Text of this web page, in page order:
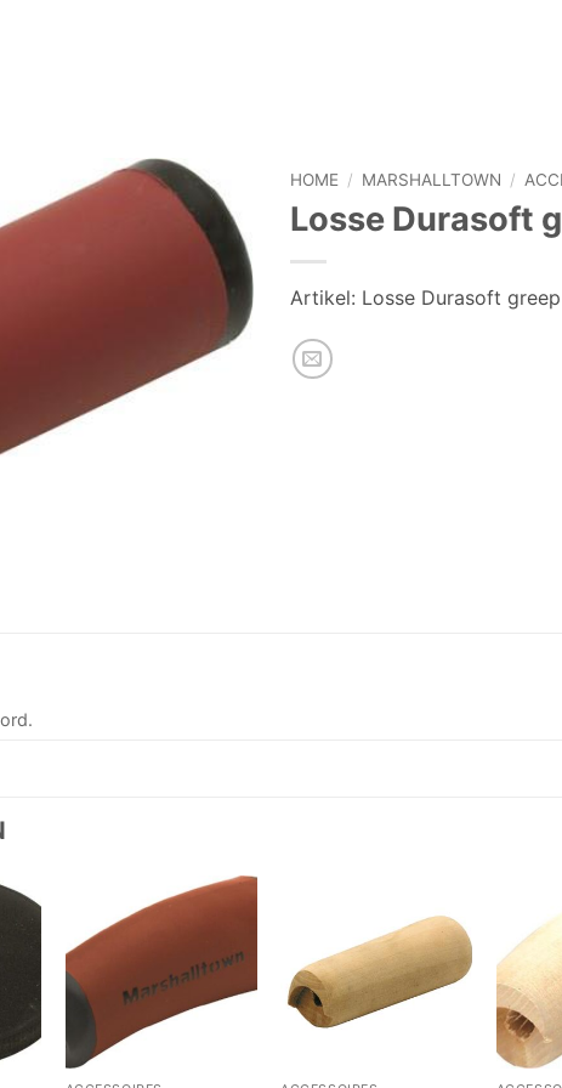
HOME / MARSHALLTOWN /
Losse Durasoft
Artikel: Losse Durasoft